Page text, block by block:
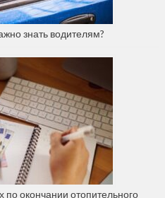
знать водителям?
по окончании отопительного